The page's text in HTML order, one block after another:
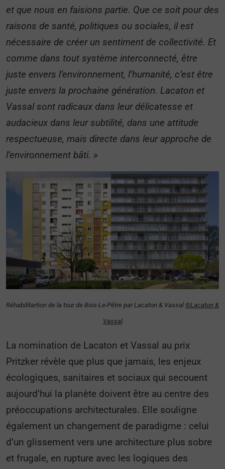
et que nous en faisions partie. Que ce soit pour des
raisons de santé, politiques ou sociales, il est
nécessaire de créer un sentiment de collectivité. Et
comme dans tout système interconnecté, être
juste envers l’environnement, l’humanité, c’est être
juste envers la prochaine génération. Lacaton et
Vassal sont radicaux dans leur délicatesse et
audacieux dans leur subtilité, dans une attitude
respectueuse, mais directe dans leur approche de
l’environnement bâti. »
Réhabilitartion de la tour de Bois-Le-Pêtre par Lacaton & Vassal ©Lacaton &
Vassal
La nomination de Lacaton et Vassal au prix
Pritzker révèle que plus que jamais, les enjeux
écologiques, sanitaires et sociaux qui secouent
aujourd’hui la planète doivent être au centre des
préoccupations architecturales. Elle souligne
également un changement de paradigme : celui
d’un glissement vers une architecture plus sobre
et frugale, en rupture avec les logiques des